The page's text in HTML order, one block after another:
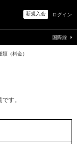
新規入会 ログイン
（料金）
す。
国際線